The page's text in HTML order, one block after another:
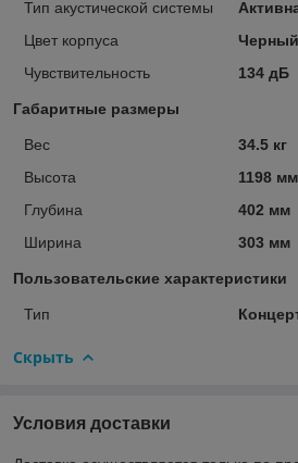
Тип акустической системы
Цвет корпуса
Черный
Чувствительность
134 дБ
Габаритные размеры
Вес
34.5 кг
Высота
1198 мм
Глубина
402 мм
Ширина
303 мм
Пользовательские характеристики
Тип
Скрыть
Условия доставки